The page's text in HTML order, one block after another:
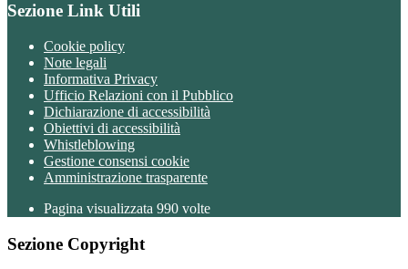
Sezione Link Utili
Cookie policy
Note legali
Informativa Privacy
Ufficio Relazioni con il Pubblico
Dichiarazione di accessibilità
Obiettivi di accessibilità
Whistleblowing
Gestione consensi cookie
Amministrazione trasparente
Pagina visualizzata 990 volte
Sezione Copyright